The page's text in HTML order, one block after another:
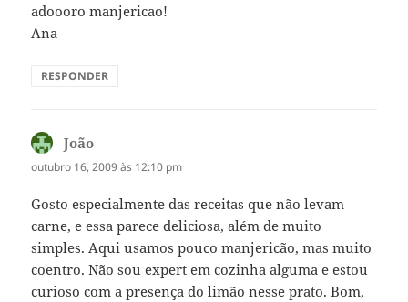
adoooro manjericao!
Ana
RESPONDER
João
outubro 16, 2009 às 12:10 pm
Gosto especialmente das receitas que não levam
carne, e essa parece deliciosa, além de muito
simples. Aqui usamos pouco manjericão, mas muito
coentro. Não sou expert em cozinha alguma e estou
curioso com a presença do limão nesse prato. Bom,